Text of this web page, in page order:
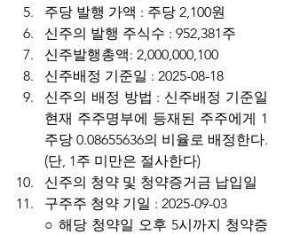
주당 발행 가액 : 주당 2,100원
신주의 발행 주식수 : 952,381주
신주발행총액: 2,000,000,100
신주배정 기준일 : 2025-08-18
신주의 배정 방법 : 신주배정 기준일
현재 주주명부에 등재된 주주에게 1
주당 0.08655636의 비율로 배정한다.
(단, 1주 미만은 절사한다)
신주의 청약 및 청약증거금 납입일
구주주 청약 기일 : 2025-09-03
○ 해당 청약일 오후 5시까지 청약증